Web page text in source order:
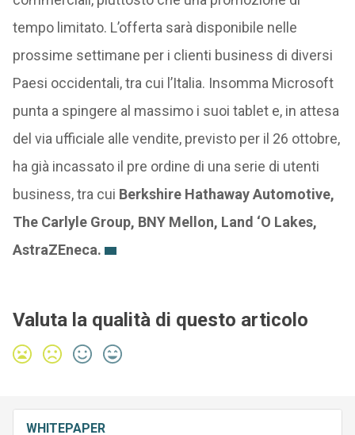
tempo limitato. L’offerta sarà disponibile nelle
prossime settimane per i clienti business di diversi
Paesi occidentali, tra cui l’Italia. Insomma Microsoft
punta a spingere al massimo i suoi tablet e, in attesa
del via ufficiale alle vendite, previsto per il 26 ottobre,
ha già incassato il pre ordine di una serie di utenti
business, tra cui Berkshire Hathaway Automotive,
The Carlyle Group, BNY Mellon, Land ‘O Lakes,
AstraZEneca.
Valuta la qualità di questo articolo
WHITEPAPER